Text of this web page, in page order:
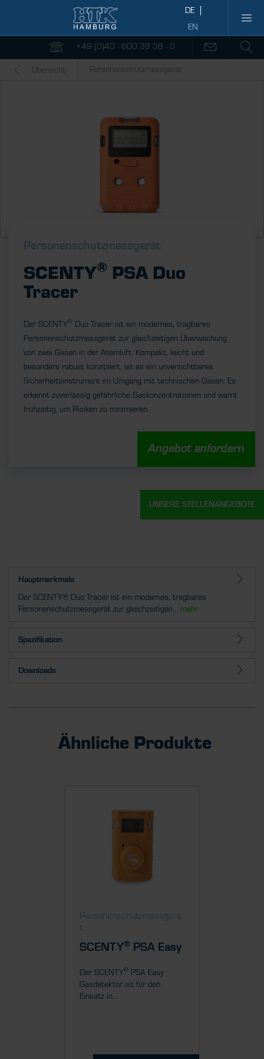
+49 (0)40 - 600 38 38 - 0
Übersicht Personenschutzmessgerät
Personenschutzmessgerät
SCENTY® PSA Duo
Tracer
Der SCENTY® Duo Tracer ist ein modernes, tragbares
Personenschutzmessgerät zur gleichzeitigen Überwachung
von zwei Gasen in der Atemluft. Kompakt, leicht und
besonders robust konzipiert, ist es ein unverzichtbares
Sicherheitsinstrument im Umgang mit technischen Gasen. Es
erkennt zuverlässig gefährliche Gaskonzentrationen und warnt
frühzeitig, um Risiken zu minimieren.
Angebot anfordern
Hauptmerkmale
Der SCENTY® Duo Tracer ist ein modernes, tragbares
Personenschutzmessgerät zur gleichzeitigen... mehr
Spezifikation
Downloads
Ähnliche Produkte
Personenschutzmessgerä
t
SCENTY® PSA Easy
Der SCENTY® PSA Easy
Gasdetektor ist für den
Einsatz in...
UNSERE STELLENANGEBOTE